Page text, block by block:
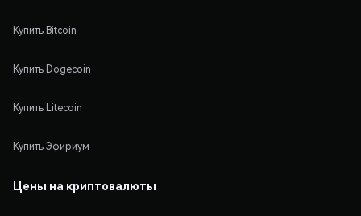
Купить Bitcoin
Купить Dogecoin
Купить Litecoin
Купить Эфириум
Цены на криптовалюты